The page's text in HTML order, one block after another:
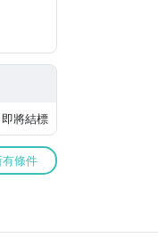
即將結標
條件